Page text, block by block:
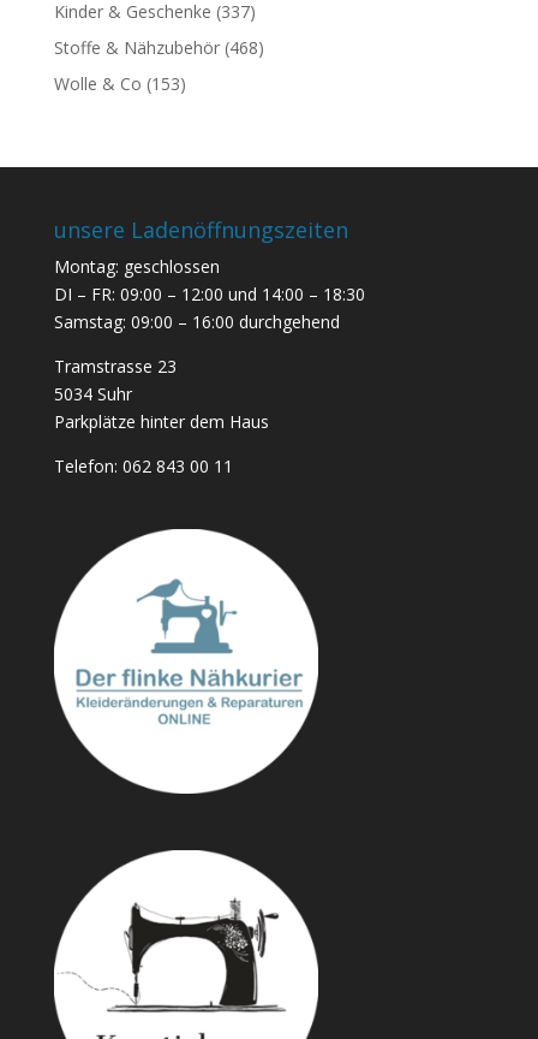
Kinder & Geschenke (337)
Stoffe & Nähzubehör (468)
Wolle & Co (153)
unsere Ladenöffnungszeiten
Montag: geschlossen
DI – FR: 09:00 – 12:00 und 14:00 – 18:30
Samstag: 09:00 – 16:00 durchgehend
Tramstrasse 23
5034 Suhr
Parkplätze hinter dem Haus
Telefon: 062 843 00 11